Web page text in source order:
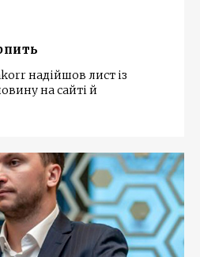
надійшов лист із
на сайті й